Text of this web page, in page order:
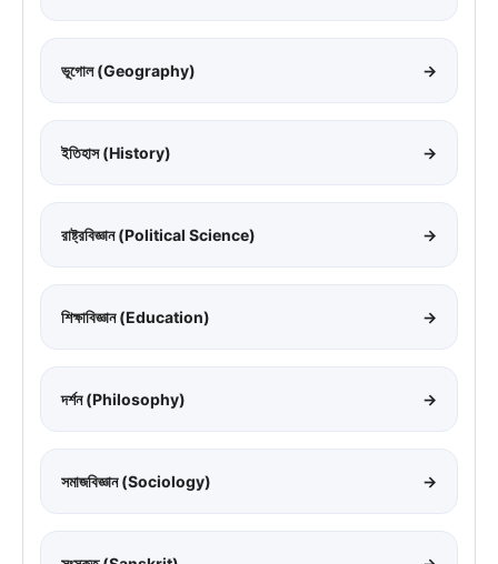
ভূগোল (Geography) →
ইতিহাস (History) →
রাষ্ট্রবিজ্ঞান (Political Science) →
শিক্ষাবিজ্ঞান (Education) →
দর্শন (Philosophy) →
সমাজবিজ্ঞান (Sociology) →